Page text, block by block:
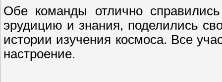
Обе команды отлично
эрудицию и знания, поделились
истории изучения космоса. Все
настроение.